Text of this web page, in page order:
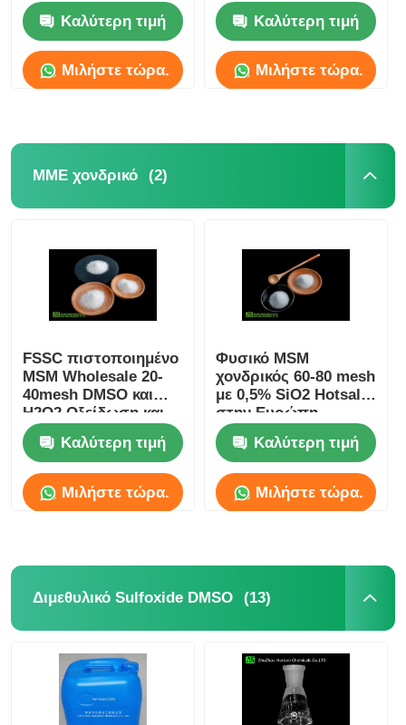
βιομηχανία
καλλυντικών
Καλύτερη τιμή
Μιλήστε τώρα.
κανέναν βαθμό
τροφίμων μυρωδιάς
θείου
Καλύτερη τιμή
Μιλήστε τώρα.
ΜΜΕ χονδρικό (2)
FSSC πιστοποιημένο
MSM Wholesale 20-
40mesh DMSO και
H2O2 Οξείδωση και
σύνθεση MSM
Καλύτερη τιμή
Μιλήστε τώρα.
Φυσικό MSM
χονδρικός 60-80 mesh
με 0,5% SiO2 Hotsale
στην Ευρώπη
Suitalle για αθλητή
Καλύτερη τιμή
Μιλήστε τώρα.
Διμεθυλικό Sulfoxide DMSO (13)